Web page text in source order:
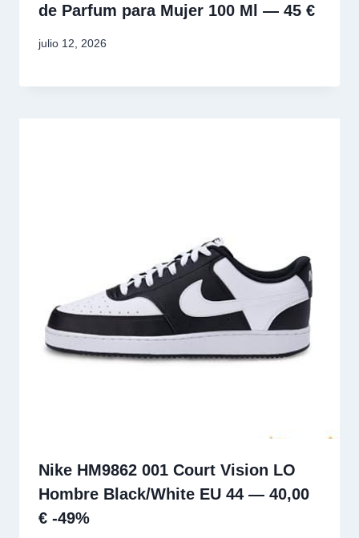
de Parfum para Mujer 100 Ml — 45 €
julio 12, 2026
Nike HM9862 001 Court Vision LO
Hombre Black/White EU 44 — 40,00
€ -49%